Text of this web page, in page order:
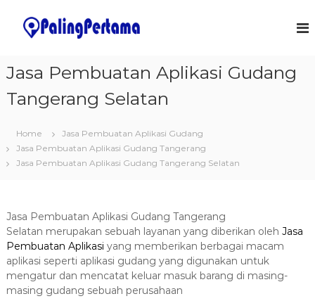
a
e
b
n
A
p
l
i
w
a
r
T
S
i
o
n
s
Jasa Pembuatan Aplikasi Gudang
Tangerang Selatan
Home
Jasa Pembuatan Aplikasi Gudang
Jasa Pembuatan Aplikasi Gudang Tangerang
Jasa Pembuatan Aplikasi Gudang Tangerang Selatan
Jasa Pembuatan Aplikasi Gudang Tangerang
Selatan merupakan sebuah layanan yang diberikan oleh Jasa
Pembuatan Aplikasi yang memberikan berbagai macam
aplikasi seperti aplikasi gudang yang digunakan untuk
mengatur dan mencatat keluar masuk barang di masing-
masing gudang sebuah perusahaan